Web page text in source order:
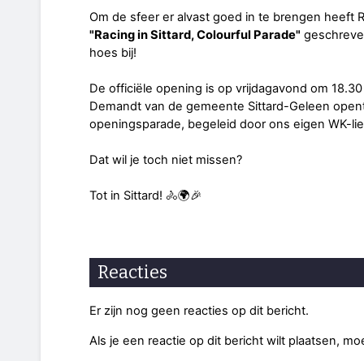
Om de sfeer er alvast goed in te brengen heeft
"Racing in Sittard, Colourful Parade"
hoes bij!
De officiële opening is op vrijdagavond om
Demandt van de gemeente Sittard-Geleen
openingsparade, begeleid door ons eigen WK-
Dat wil je toch niet missen?
Tot in Sittard! 🚴🌍🎉
Reacties
Er zijn nog geen reacties op dit bericht.
Als je een reactie op dit bericht wilt plaatsen,